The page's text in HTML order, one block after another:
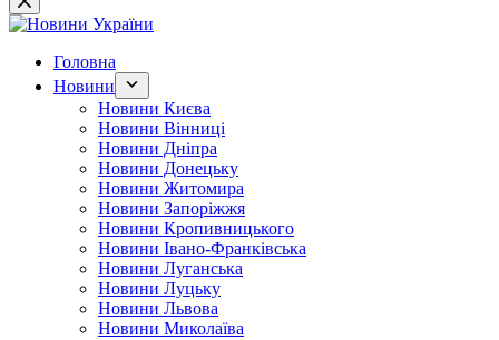
Головна
Новини
Новини Києва
Новини Вінниці
Новини Дніпра
Новини Донецьку
Новини Житомира
Новини Запоріжжя
Новини Кропивницького
Новини Івано-Франківська
Новини Луганська
Новини Луцьку
Новини Львова
Новини Миколаїва